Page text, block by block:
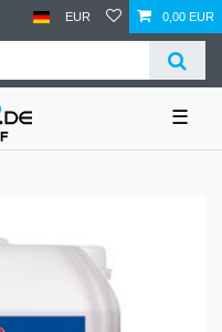
EUR 0,00 EUR
☰